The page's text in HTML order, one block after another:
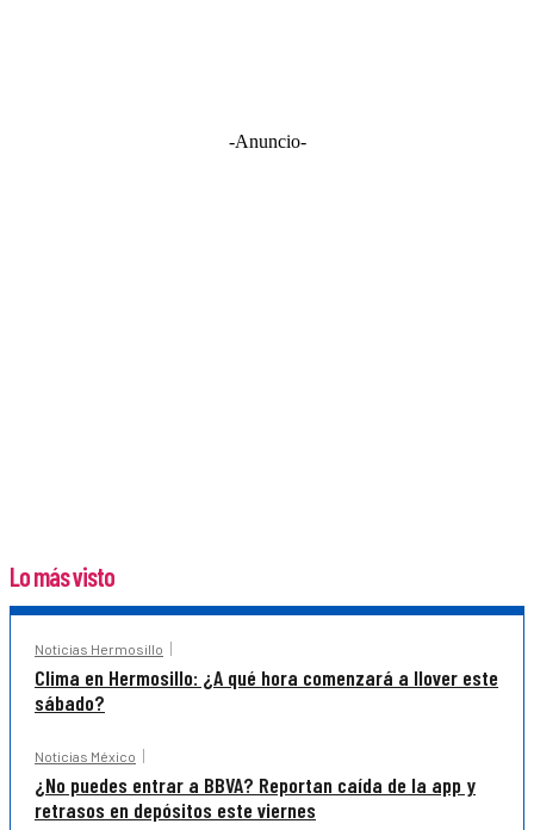
-Anuncio-
Lo más visto
Noticias Hermosillo
Clima en Hermosillo: ¿A qué hora comenzará a llover este
sábado?
Noticias México
¿No puedes entrar a BBVA? Reportan caída de la app y
retrasos en depósitos este viernes